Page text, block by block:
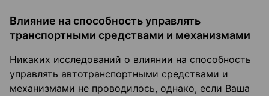
Влияние на способность управлять
транспортными средствами и механизмами
Никаких исследований о влиянии на способность
управлять автотранспортными средствами и
механизмами не проводилось, однако, если Ваша